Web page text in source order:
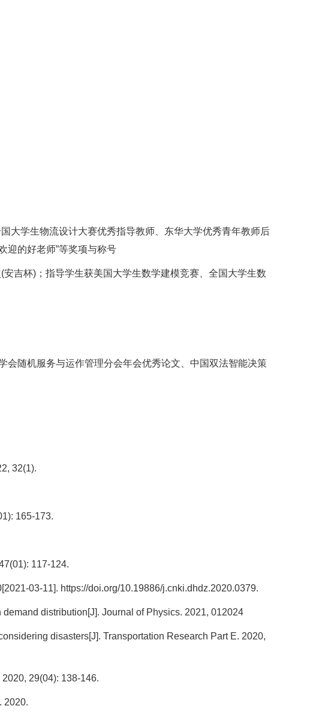
大学生物流设计大赛优秀指导教师、东华大学优秀青年教师后
迎的好老师”等奖项与称号
吉杯)；指导学生获美国大学生数学建模竞赛、全国大学生数
随机服务与运作管理分会年会优秀论文、中国双法智能决策
32(1).
165-173.
117-124.
03-11]. https://doi.org/10.19886/j.cnki.dhdz.2020.0379.
distribution[J]. Journal of Physics. 2021, 012024
disasters[J]. Transportation Research Part E. 2020,
29(04): 138-146.
2020.